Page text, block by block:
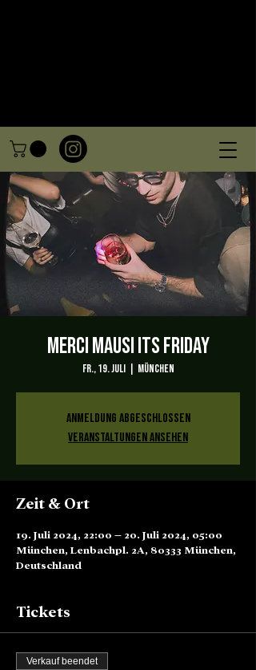
Merci Mausi ITs friday
Fr., 19. Juli
  |
München
Anmeldung abgeschlossen
Veranstaltungen ansehen
Zeit & Ort
19. Juli 2024, 22:00 – 20. Juli 2024, 05:00
München, Lenbachpl. 2A, 80333 München,
Deutschland
Tickets
Verkauf beendet